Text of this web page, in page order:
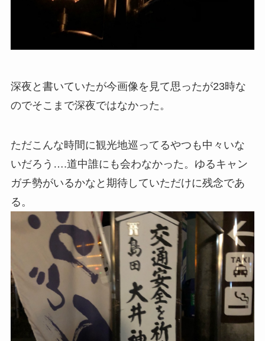
深夜と書いていたが今画像を見て思ったが23時な
のでそこまで深夜ではなかった。
ただこんな時間に観光地巡ってるやつも中々いな
いだろう….道中誰にも会わなかった。ゆるキャン
ガチ勢がいるかなと期待していただけに残念であ
る。